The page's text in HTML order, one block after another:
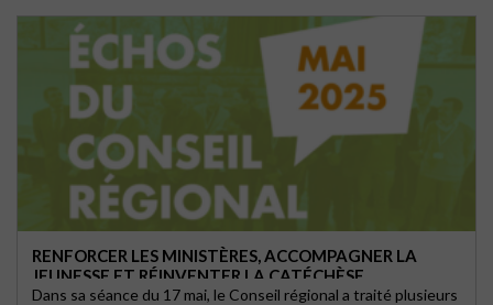
RENFORCER LES MINISTÈRES, ACCOMPAGNER LA
JEUNESSE ET RÉINVENTER LA CATÉCHÈSE
Dans sa séance du 17 mai, le Conseil régional a traité plusieurs